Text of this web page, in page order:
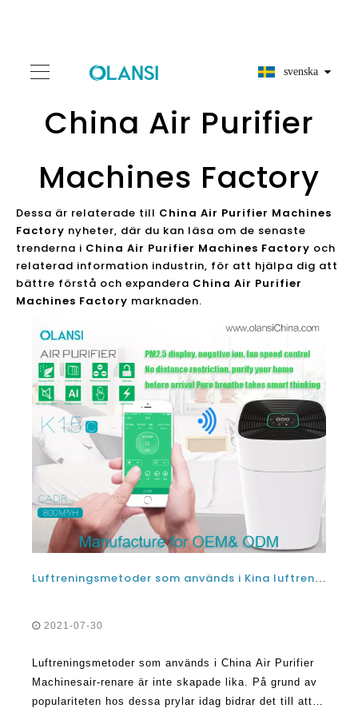
svenska
China Air Purifier
Machines Factory
Dessa är relaterade till China Air Purifier Machines
Factory nyheter, där du kan läsa om de senaste
trenderna i China Air Purifier Machines Factory och
relaterad information industrin, för att hjälpa dig att
bättre förstå och expandera China Air Purifier
Machines Factory marknaden.
Luftreningsmetoder som används i Kina luftrenare maskiner
2021-07-30
Luftreningsmetoder som används i China Air Purifier
Machinesair-renare är inte skapade lika. På grund av
populariteten hos dessa prylar idag bidrar det till att